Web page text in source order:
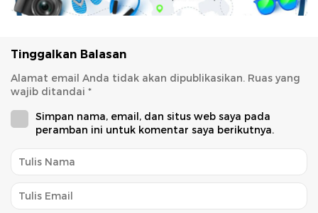
Tinggalkan Balasan
Alamat email Anda tidak akan dipublikasikan. Ruas yang
wajib ditandai *
Simpan nama, email, dan situs web saya pada
peramban ini untuk komentar saya berikutnya.